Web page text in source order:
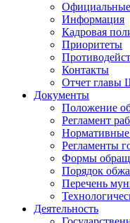
Официальные
Информация
Кадровая
Приоритеты
Контакты
Отчет главы
Документы
Положение
Регламент
Регламенты
Формы
Порядок
Перечень
Деятельность